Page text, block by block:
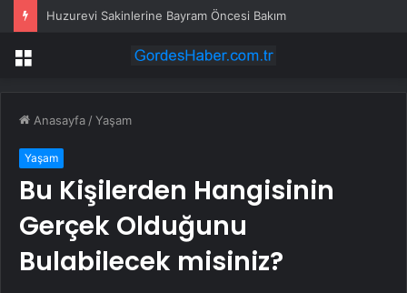
Huzurevi Sakinlerine Bayram Öncesi Bakım
Menü
Anasayfa /Yaşam
Yaşam
Bu Kişilerden Hangisinin
Gerçek Olduğunu
Bulabilecek misiniz?